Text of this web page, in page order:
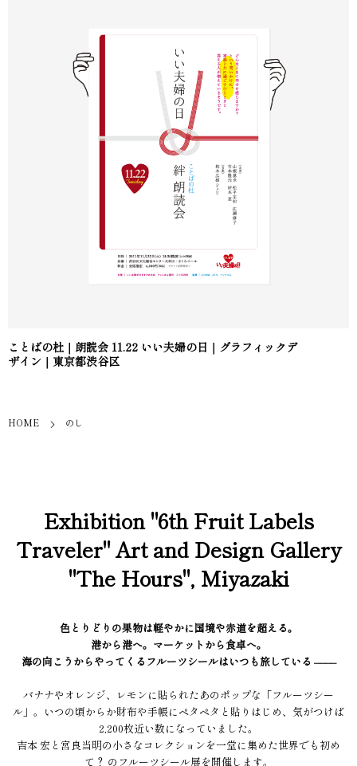
ことばの杜｜朗読会 11.22 いい夫婦の日｜グラフィックデ
ザイン｜東京都渋谷区
HOME のし
Exhibition "6th Fruit Labels
Traveler" Art and Design Gallery
"The Hours", Miyazaki
色とりどりの果物は軽やかに国境や赤道を超える。
港から港へ。マーケットから食卓へ。
海の向こうからやってくるフルーツシールはいつも旅している ––––
バナナやオレンジ、レモンに貼られたあのポップな「フルーツシー
ル」。いつの頃からか財布や手帳にペタペタと貼りはじめ、気がつけば
2,200枚近い数になっていました。
吉本 宏と宮良当明の小さなコレクションを一堂に集めた世界でも初め
て？ のフルーツシール展を開催します。